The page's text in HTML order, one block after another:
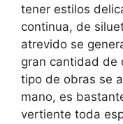
tener estilos
continua, de
atrevido se
gran cantidad de
tipo de obras se
mano, es
vertiente toda